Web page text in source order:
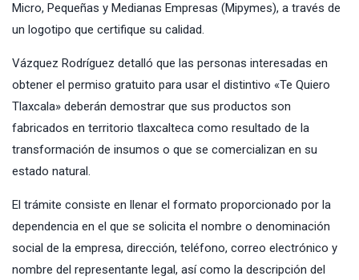
Micro, Pequeñas y Medianas Empresas (Mipymes), a través de
un logotipo que certifique su calidad.
Vázquez Rodríguez detalló que las personas interesadas en
obtener el permiso gratuito para usar el distintivo «Te Quiero
Tlaxcala» deberán demostrar que sus productos son
fabricados en territorio tlaxcalteca como resultado de la
transformación de insumos o que se comercializan en su
estado natural.
El trámite consiste en llenar el formato proporcionado por la
dependencia en el que se solicita el nombre o denominación
social de la empresa, dirección, teléfono, correo electrónico y
nombre del representante legal, así como la descripción del